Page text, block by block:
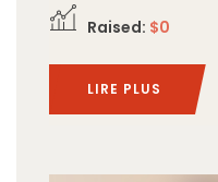
Raised: $0
LIRE PLUS